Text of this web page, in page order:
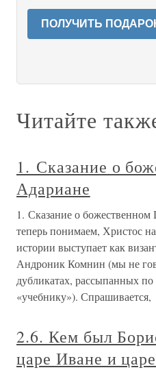
ПОЛУЧИТЬ
Читайте
1. Сказание о
Адариане
1. Сказание о
теперь понимаем, Христос
истории выступает как
Андроник Комнин (мы не
дубликатах, рассыпанных
«учебнику»). Спрашивается,
2.6. Кем был
царе Иване и